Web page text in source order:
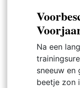
Na een
sneeuw en
beetje zon